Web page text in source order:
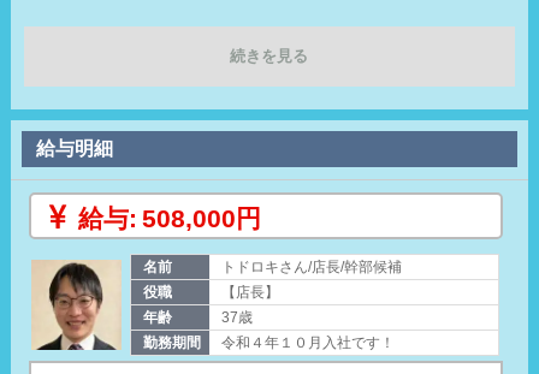
て、電話受付やキャストのスケジュール管理等もお任せしてい
③さらに業務習得すると【管理業務】としてキャストの管理や
フォローなどもお任せしていきます。
この様な順に階級が上がっていきます。
＜ポイント・１＞
●研修時は、先輩社員に同行して、ノウハウや業務の流れなどを
続きを見る
給与明細
給与: 508,000円
名前
トドロキさん/店長/幹部候補
役職
【店長】
年齢
37歳
勤務期間
令和４年１０月入社です！